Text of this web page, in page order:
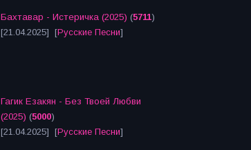
Бахтавар - Истеричка (2025) (5711)
[21.04.2025] [Русские Песни]
Гагик Езакян - Без Твоей Любви
(2025) (5000)
[21.04.2025] [Русские Песни]